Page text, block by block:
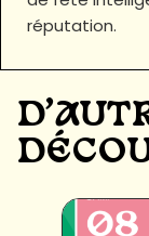
réputation.